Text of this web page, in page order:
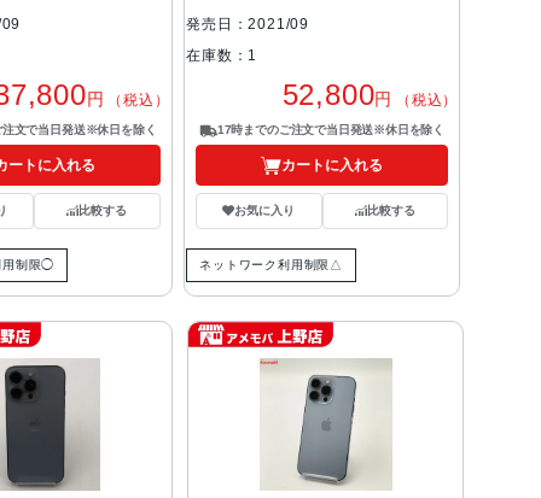
円 （税込）
文で当日発送※休日を除く
ートに入れる
比較する
用制限◯
発売日：2021/09
在庫数：1
52,800円 （税込）
17時までのご注文で当日発送※休日を除く
カートに入れる
お気に入り 比較する
ネットワーク利用制限△